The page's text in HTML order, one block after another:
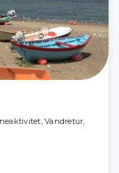
Vandretur,